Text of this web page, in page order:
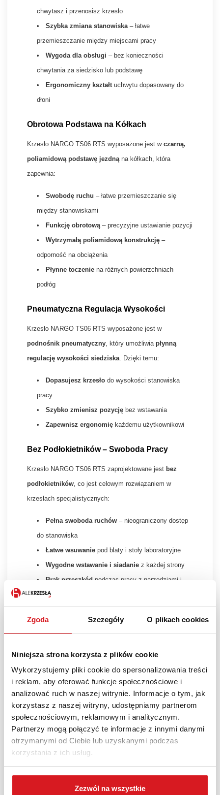
Zgoda Szczegóły O plikach cookies
Niniejsza strona korzysta z plików cookie
Wykorzystujemy pliki cookie do spersonalizowania treści
i reklam, aby oferować funkcje społecznościowe i
analizować ruch w naszej witrynie. Informacje o tym, jak
korzystasz z naszej witryny, udostępniamy partnerom
społecznościowym, reklamowym i analitycznym.
Partnerzy mogą połączyć te informacje z innymi danymi
otrzymanymi od Ciebie lub uzyskanymi podczas
korzystania z ich usług.
Zezwól na wszystkie
chwytasz i przenosisz krzesło
Szybka zmiana stanowiska – łatwe
przemieszczanie między miejscami pracy
Wygoda dla obsługi – bez konieczności
chwytania za siedzisko lub podstawę
Ergonomiczny kształt uchwytu dopasowany do
dłoni
Obrotowa Podstawa na Kółkach
Krzesło NARGO TS06 RTS wyposażone jest w czarną,
poliamidową podstawę jezdną na kółkach, która
zapewnia:
Swobodę ruchu – łatwe przemieszczanie się
między stanowiskami
Funkcję obrotową – precyzyjne ustawianie pozycji
Wytrzymałą poliamidową konstrukcję –
odporność na obciążenia
Płynne toczenie na różnych powierzchniach
podłóg
Pneumatyczna Regulacja Wysokości
Krzesło NARGO TS06 RTS wyposażone jest w
podnośnik pneumatyczny , który umożliwia płynną
regulację wysokości siedziska . Dzięki temu:
Dopasujesz krzesło do wysokości stanowiska
pracy
Szybko zmienisz pozycję bez wstawania
Zapewnisz ergonomię każdemu użytkownikowi
Bez Podłokietników – Swoboda Pracy
Krzesło NARGO TS06 RTS zaprojektowane jest bez
podłokietników , co jest celowym rozwiązaniem w
krzesłach specjalistycznych:
Pełna swoboda ruchów – nieograniczony dostęp
do stanowiska
Łatwe wsuwanie pod blaty i stoły laboratoryjne
Wygodne wstawanie i siadanie z każdej strony
Brak przeszkód podczas pracy z narzędziami i
sprzętem
Wszechstronne Zastosowanie
wymagających środowiskach pracy:
Laboratoria
– chemiczne, medyczne,
farmaceutyczne
Warsztatyi hale produkcyjne
Linie montażowei stanowiska kontroli jakości
Pracownie
artystyczne i rzemieślnicze
Gabinety medyczne